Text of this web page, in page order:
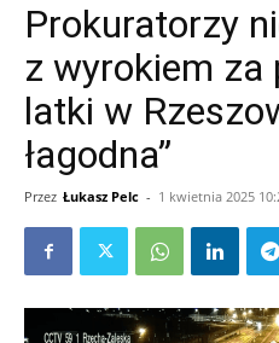
Prokuratorzy
z wyrokiem za
latki w
łagodna”
Przez Łukasz Pelc - 1 kwietnia 2025